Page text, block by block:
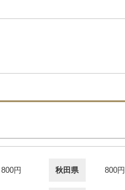
800円 秋田県 800円